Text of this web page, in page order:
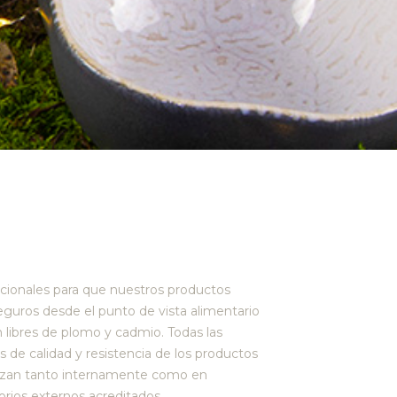
para que nuestros productos
desde el punto de vista alimentario
libres de plomo y cadmio. Todas las
de calidad y resistencia de los productos